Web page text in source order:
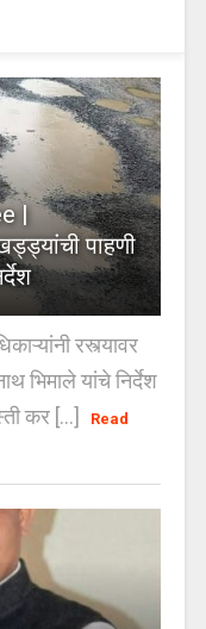
|
पाहणी
रस्त्यावर
भिमाले यांचे निर्देश
कर [...]
Read